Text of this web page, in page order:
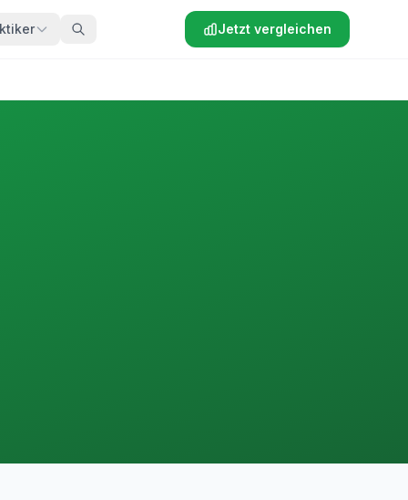
Jetzt vergleichen